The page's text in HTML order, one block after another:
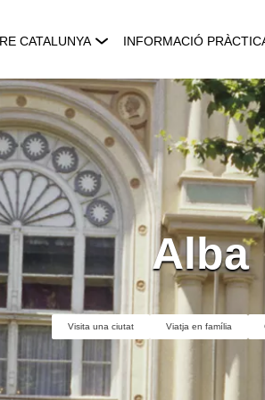
CATALUNYA INFORMACIÓ
Alba
Visita una ciutat Viatja en família